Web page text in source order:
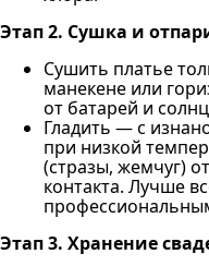
Этап 2. Сушка и
Сушить платье
манекене или
от батарей и
Гладить — с
при низкой
(стразы, жемчуг)
контакта. Лучше
Этап 3. Хранение